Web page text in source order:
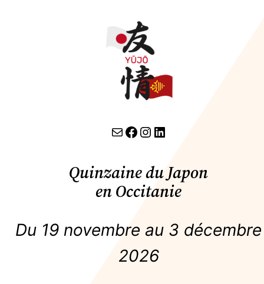
contact par email lien facebook Instagram LinkedIn
Quinzaine du Japon
en Occitanie
Du 19 novembre au 3 décembre
2026